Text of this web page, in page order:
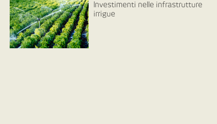
Investimenti nelle infrastrutture
irrigue